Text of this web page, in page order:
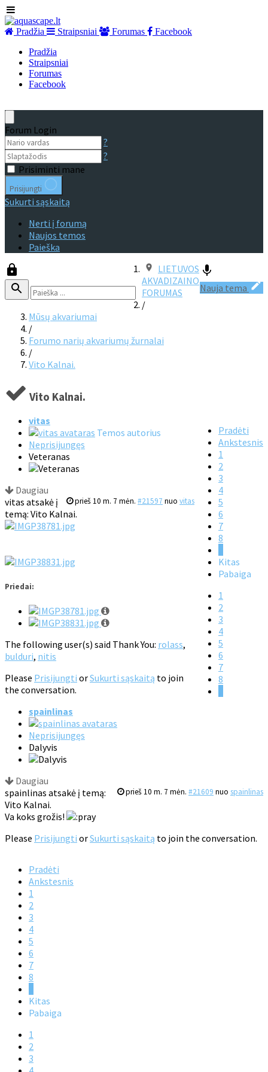
Pradžia Straipsniai Forumas
Facebook
Pradžia
Straipsniai
Forumas
Facebook
Forum Login
?
?
Prisiminti mane
Prisijungti
Sukurti sąskaitą
Nerti į forumą
Naujos temos
Paieška
Nauja tema
LIETUVOS
AKVADIZAINO
FORUMAS
/
Mūsų akvariumai
/
Forumo narių akvariumų žurnalai
/
Vito Kalnai.
Vito Kalnai.
Pradėti
Ankstesnis
1
2
3
4
5
6
7
8
Kitas
Pabaiga
1
2
3
4
5
6
7
8
vitas
Temos autorius
Neprisijungęs
Veteranas
Daugiau
prieš 10 m. 7 mėn. #21597 nuo vitas
vitas atsakė į
temą: Vito Kalnai.
Priedai:
The following user(s) said Thank You: rolass,
bulduri, nitis
Please Prisijungti orSukurti sąskaitą to join
the conversation.
spainlinas
Neprisijungęs
Dalyvis
Daugiau
prieš 10 m. 7 mėn. #21609 nuo spainlinas
spainlinas atsakė į temą:
Vito Kalnai.
Va koks grožis!
Please Prisijungti orSukurti sąskaitą to join the conversation.
Pradėti
Ankstesnis
1
2
3
4
5
6
7
8
Kitas
Pabaiga
1
2
3